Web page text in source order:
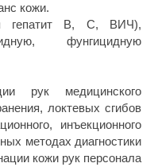
кожи.
гепатит В, С, ВИЧ),
фунгицидную
рук медицинского
локтевых сгибов
инъекционного
методах диагностики
кожи рук персонала